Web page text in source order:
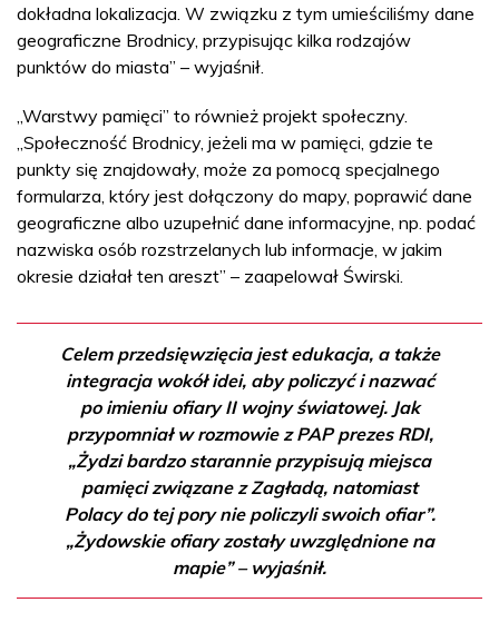
dokładna lokalizacja. W związku z tym umieściliśmy dane
geograficzne Brodnicy, przypisując kilka rodzajów
punktów do miasta” – wyjaśnił.
„Warstwy pamięci” to również projekt społeczny.
„Społeczność Brodnicy, jeżeli ma w pamięci, gdzie te
punkty się znajdowały, może za pomocą specjalnego
formularza, który jest dołączony do mapy, poprawić dane
geograficzne albo uzupełnić dane informacyjne, np. podać
nazwiska osób rozstrzelanych lub informacje, w jakim
okresie działał ten areszt” – zaapelował Świrski.
Celem przedsięwzięcia jest edukacja, a także
integracja wokół idei, aby policzyć i nazwać
po imieniu ofiary II wojny światowej. Jak
przypomniał w rozmowie z PAP prezes RDI,
„Żydzi bardzo starannie przypisują miejsca
pamięci związane z Zagładą, natomiast
Polacy do tej pory nie policzyli swoich ofiar”.
„Żydowskie ofiary zostały uwzględnione na
mapie” – wyjaśnił.